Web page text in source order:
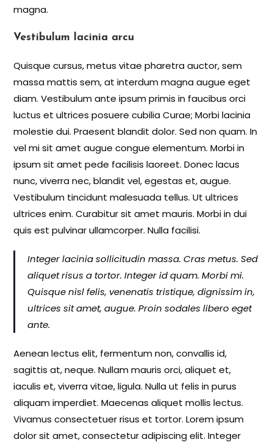
magna.
Vestibulum lacinia arcu
Quisque cursus, metus vitae pharetra auctor, sem
massa mattis sem, at interdum magna augue eget
diam. Vestibulum ante ipsum primis in faucibus orci
luctus et ultrices posuere cubilia Curae; Morbi lacinia
molestie dui. Praesent blandit dolor. Sed non quam. In
vel mi sit amet augue congue elementum. Morbi in
ipsum sit amet pede facilisis laoreet. Donec lacus
nunc, viverra nec, blandit vel, egestas et, augue.
Vestibulum tincidunt malesuada tellus. Ut ultrices
ultrices enim. Curabitur sit amet mauris. Morbi in dui
quis est pulvinar ullamcorper. Nulla facilisi.
Integer lacinia sollicitudin massa. Cras metus. Sed
aliquet risus a tortor. Integer id quam. Morbi mi.
Quisque nisl felis, venenatis tristique, dignissim in,
ultrices sit amet, augue. Proin sodales libero eget
ante.
Aenean lectus elit, fermentum non, convallis id,
sagittis at, neque. Nullam mauris orci, aliquet et,
iaculis et, viverra vitae, ligula. Nulla ut felis in purus
aliquam imperdiet. Maecenas aliquet mollis lectus.
Vivamus consectetuer risus et tortor. Lorem ipsum
dolor sit amet, consectetur adipiscing elit. Integer